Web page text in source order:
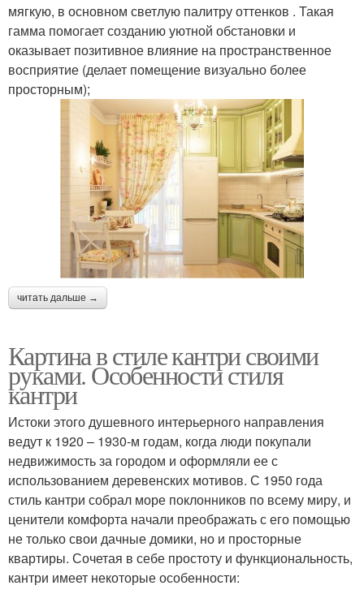
мягкую, в основном светлую палитру оттенков . Такая
гамма помогает созданию уютной обстановки и
оказывает позитивное влияние на пространственное
восприятие (делает помещение визуально более
просторным);
читать дальше →
Картина в стиле кантри своими
руками. Особенности стиля
кантри
Истоки этого душевного интерьерного направления
ведут к 1920 – 1930-м годам, когда люди покупали
недвижимость за городом и оформляли ее с
использованием деревенских мотивов. С 1950 года
стиль кантри собрал море поклонников по всему миру, и
ценители комфорта начали преображать с его помощью
не только свои дачные домики, но и просторные
квартиры. Сочетая в себе простоту и функциональность,
кантри имеет некоторые особенности: